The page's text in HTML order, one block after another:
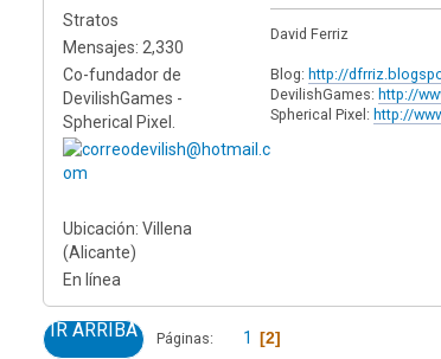
Stratos
Mensajes: 2,330
Co-fundador de
DevilishGames -
Spherical Pixel.
Ubicación: Villena
(Alicante)
En línea
David Ferriz
Blog: http://
DevilishGames: http://
Spherical Pixel: http://
IR ARRIBA Páginas 1 2